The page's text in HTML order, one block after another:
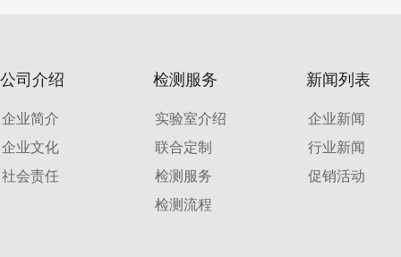
公司介绍
企业简介
企业文化
社会责任
检测服务
实验室介绍
联合定制
检测服务
检测流程
新闻列表
企业新闻
行业新闻
促销活动